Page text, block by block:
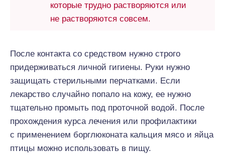
которые трудно растворяются или
не растворяются совсем.
После контакта со средством нужно строго
придерживаться личной гигиены. Руки нужно
защищать стерильными перчатками. Если
лекарство случайно попало на кожу, ее нужно
тщательно промыть под проточной водой. После
прохождения курса лечения или профилактики
с применением борглюконата кальция мясо и яйца
птицы можно использовать в пищу.